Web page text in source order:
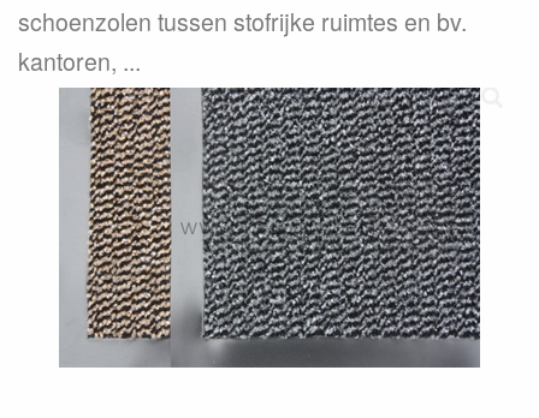
schoenzolen tussen stofrijke ruimtes en bv.
kantoren, ...